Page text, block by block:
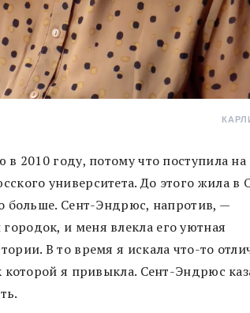
2010 году, потому что поступила на
университета. До этого жила в
больше. Сент-Эндрюс, напротив, —
и меня влекла его уютная
В то время я искала что-то
которой я привыкла. Сент-Эндрюс